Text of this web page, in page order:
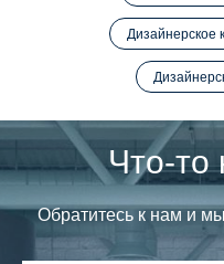
Дизайнерское
Что-то
Обратитесь к нам и